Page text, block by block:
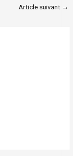
Article suivant →